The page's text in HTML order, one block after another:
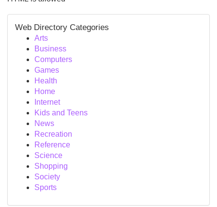
Web Directory Categories
Arts
Business
Computers
Games
Health
Home
Internet
Kids and Teens
News
Recreation
Reference
Science
Shopping
Society
Sports